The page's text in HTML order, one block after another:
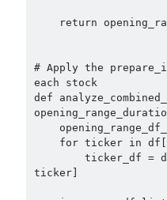
# Apply the
each stock
def
ticker]